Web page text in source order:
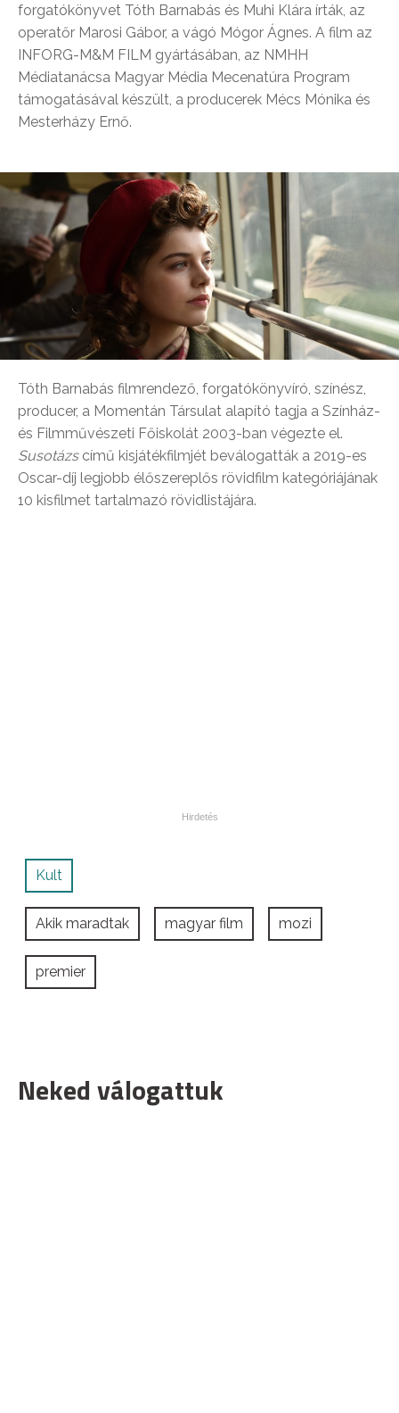
forgatókönyvet Tóth Barnabás és Muhi Klára írták, az
operatőr Marosi Gábor, a vágó Mógor Ágnes. A film az
INFORG-M&M FILM gyártásában, az NMHH
Médiatanácsa Magyar Média Mecenatúra Program
támogatásával készült, a producerek Mécs Mónika és
Mesterházy Ernő.
Tóth Barnabás filmrendező, forgatókönyvíró, színész,
producer, a Momentán Társulat alapító tagja a Színház-
és Filmművészeti Főiskolát 2003-ban végezte el.
Susotázscímű kisjátékfilmjét beválogatták a 2019-es
Oscar-díj legjobb élőszereplős rövidfilm kategóriájának
10 kisfilmet tartalmazó rövidlistájára.
Kult
Akik maradtak magyar film mozi
premier
Neked válogattuk